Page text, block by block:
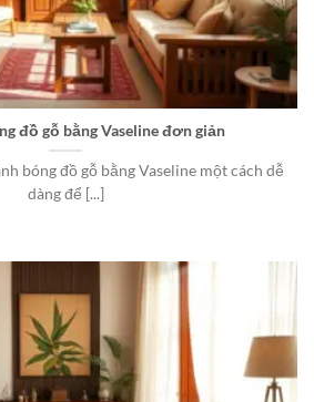
đồ gỗ bằng Vaseline đơn giản
bóng đồ gỗ bằng Vaseline một cách dễ
dàng để [...]